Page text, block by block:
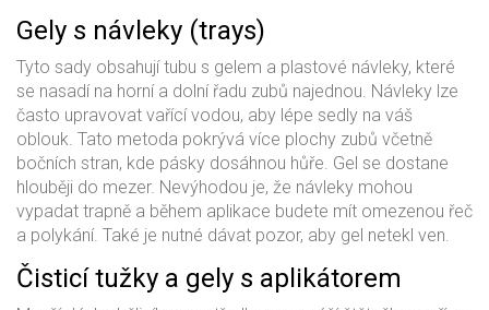
Gely s návleky (trays)
Tyto sady obsahují tubu s gelem a plastové návleky, které
se nasadí na horní a dolní řadu zubů najednou. Návleky lze
často upravovat vařící vodou, aby lépe sedly na váš
oblouk. Tato metoda pokrývá více plochy zubů včetně
bočních stran, kde pásky dosáhnou hůře. Gel se dostane
hlouběji do mezer. Nevýhodou je, že návleky mohou
vypadat trapně a během aplikace budete mít omezenou řeč
a polykání. Také je nutné dávat pozor, aby gel netekl ven.
Čisticí tužky a gely s aplikátorem